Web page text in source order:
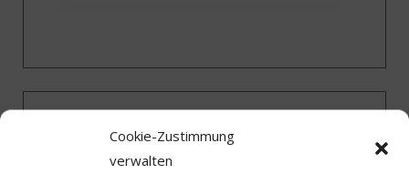
Cookie-Zustimmung
verwalten